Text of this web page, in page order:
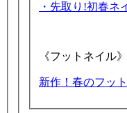
・先取り!初春ネ
《フットネイル》
新作！春のフッ